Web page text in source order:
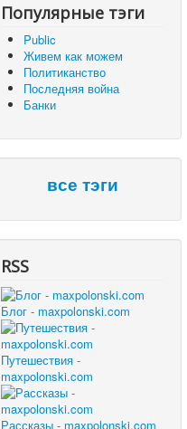
Популярные тэги
Public
Живем как можем
Политиканство
Последняя война
Банки
все тэги
RSS
Блог - maxpolonski.com
Путешествия -
maxpolonski.com
Рассказы - maxpolonski.com